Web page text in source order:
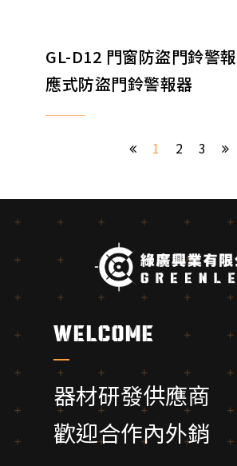
GL-D12 門窗防盜門鈴警
應式防盜門鈴警報器
1 2 3
welcome
器材研發供應商
歡迎合作內外銷